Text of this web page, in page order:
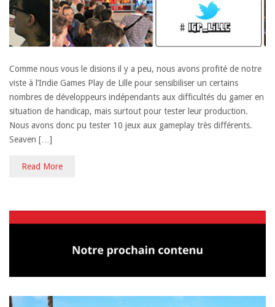
Comme nous vous le disions il y a peu, nous avons profité de notre
viste à l’Indie Games Play de Lille pour sensibiliser un certains
nombres de développeurs indépendants aux difficultés du gamer en
situation de handicap, mais surtout pour tester leur production.
Nous avons donc pu tester 10 jeux aux gameplay très différents.
Seaven […]
Read More